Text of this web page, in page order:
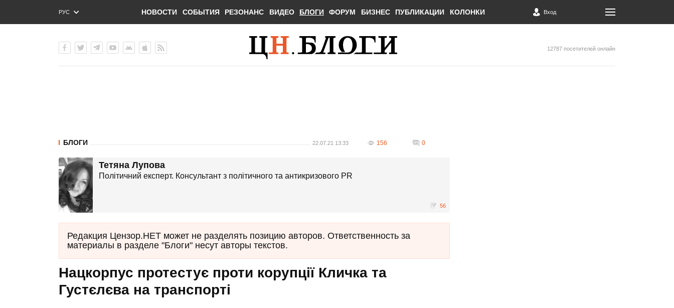
РУС
ENG
НОВОСТИ СОБЫТИЯ РЕЗОНАНС ВИДЕО БЛОГИ ФОРУМ БИЗНЕС ПУБЛИКАЦИИ КОЛОНКИ Вход
12787 посетителей онлайн
БЛОГИ 22.07.21 13:33 156 0
Тетяна Лупова
Політичний експерт. Консультант з політичного та антикризового PR
56
Редакция Цензор.НЕТ может не разделять позицию авторов. Ответственность за
материалы в разделе "Блоги" несут авторы текстов.
Нацкорпус протестує проти корупції Кличка та
Густєлєва на транспорті